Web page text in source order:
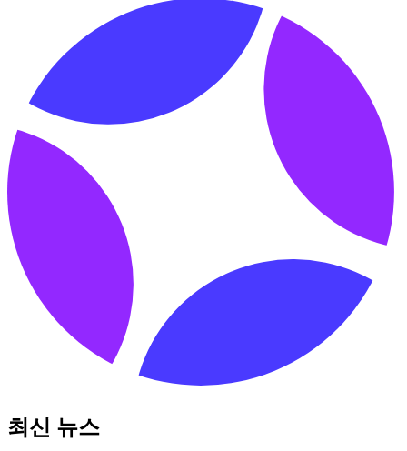
최신 뉴스